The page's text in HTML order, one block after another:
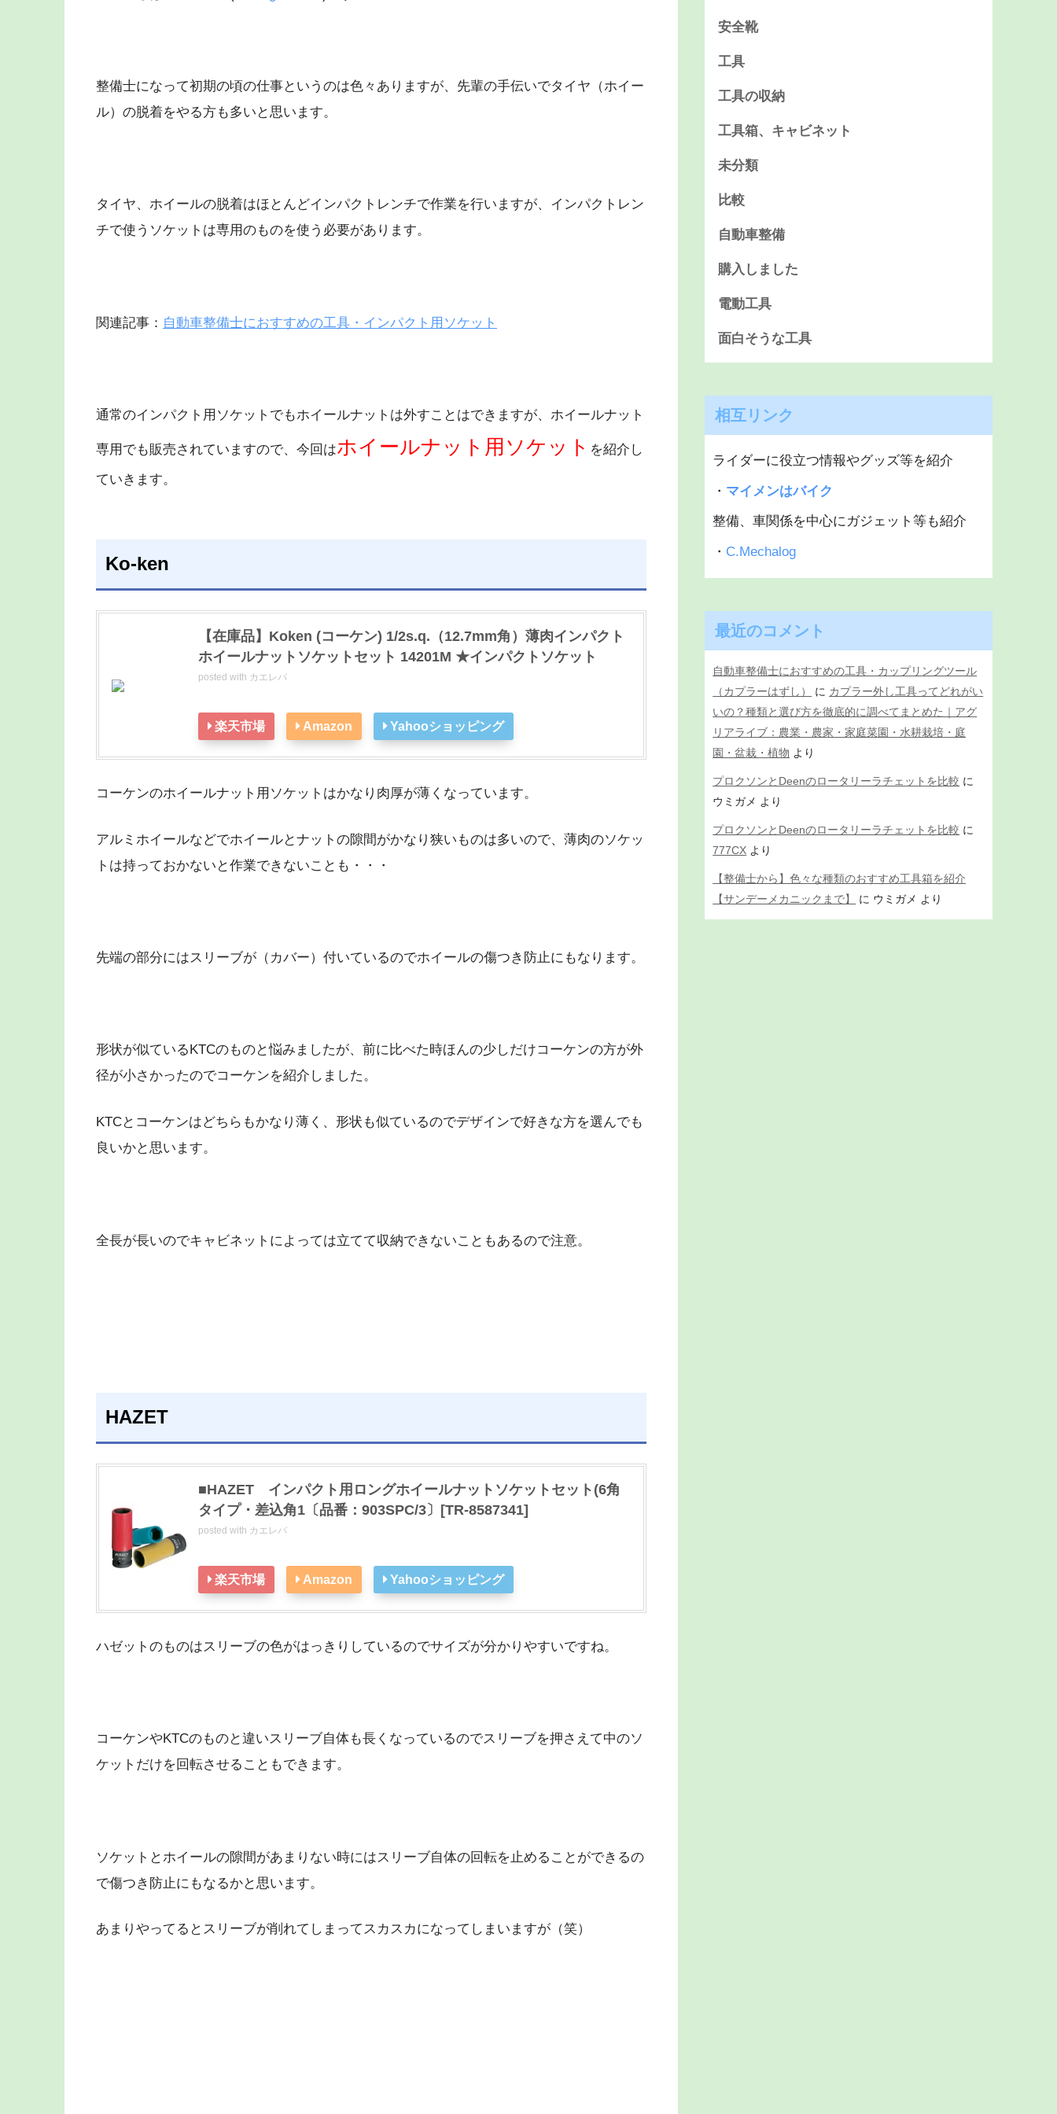
整備士になって初期の頃の仕事というのは色々ありますが、先輩の手伝いでタイヤ（ホイー
ル）の脱着をやる方も多いと思います。
タイヤ、ホイールの脱着はほとんどインパクトレンチで作業を行いますが、インパクトレン
チで使うソケットは専用のものを使う必要があります。
関連記事： 自動車整備士におすすめの工具・インパクト用ソケット
通常のインパクト用ソケットでもホイールナットは外すことはできますが、ホイールナット
専用でも販売されていますので、今回はホイールナット用ソケット を紹介し
ていきます。
Ko-ken
【在庫品】Koken (コーケン) 1/2s.q.（12.7mm角）薄肉インパクト
ホイールナットソケットセット 14201M ★インパクトソケット
posted with カエレバ
楽天市場 Amazon Yahooショッピング
コーケンのホイールナット用ソケットはかなり肉厚が薄くなっています。
アルミホイールなどでホイールとナットの隙間がかなり狭いものは多いので、薄肉のソケッ
トは持っておかないと作業できないことも・・・
先端の部分にはスリーブが（カバー）付いているのでホイールの傷つき防止にもなります。
形状が似ているKTCのものと悩みましたが、前に比べた時ほんの少しだけコーケンの方が外
径が小さかったのでコーケンを紹介しました。
KTCとコーケンはどちらもかなり薄く、形状も似ているのでデザインで好きな方を選んでも
良いかと思います。
全長が長いのでキャビネットによっては立てて収納できないこともあるので注意。
HAZET
■HAZET インパクト用ロングホイールナットソケットセット(6角
タイプ・差込角1〔品番：903SPC/3〕[TR-8587341]
posted with カエレバ
楽天市場 Amazon Yahooショッピング
ハゼットのものはスリーブの色がはっきりしているのでサイズが分かりやすいですね。
コーケンやKTCのものと違いスリーブ自体も長くなっているのでスリーブを押さえて中のソ
ケットだけを回転させることもできます。
ソケットとホイールの隙間があまりない時にはスリーブ自体の回転を止めることができるの
で傷つき防止にもなるかと思います。
あまりやってるとスリーブが削れてしまってスカスカになってしまいますが（笑）
安全靴
工具
工具の収納
工具箱、キャビネット
未分類
比較
自動車整備
購入しました
電動工具
面白そうな工具
相互リンク
ライダーに役立つ情報やグッズ等を紹介
・ マイメンはバイク
整備、車関係を中心にガジェット等も紹介
・ C.Mechalog
最近のコメント
自動車整備士におすすめの工具・カップリングツール
（カプラーはずし）
に カプラー外し工具ってどれがい
いの？種類と選び方を徹底的に調べてまとめた｜アグ
リアライブ：農業・農家・家庭菜園・水耕栽培・庭
園・盆栽・植物 より
プロクソンとDeenのロータリーラチェットを比較 に
ウミガメ より
プロクソンとDeenのロータリーラチェットを比較 に
777CX より
【整備士から】色々な種類のおすすめ工具箱を紹介
【サンデーメカニックまで】
に ウミガメ より